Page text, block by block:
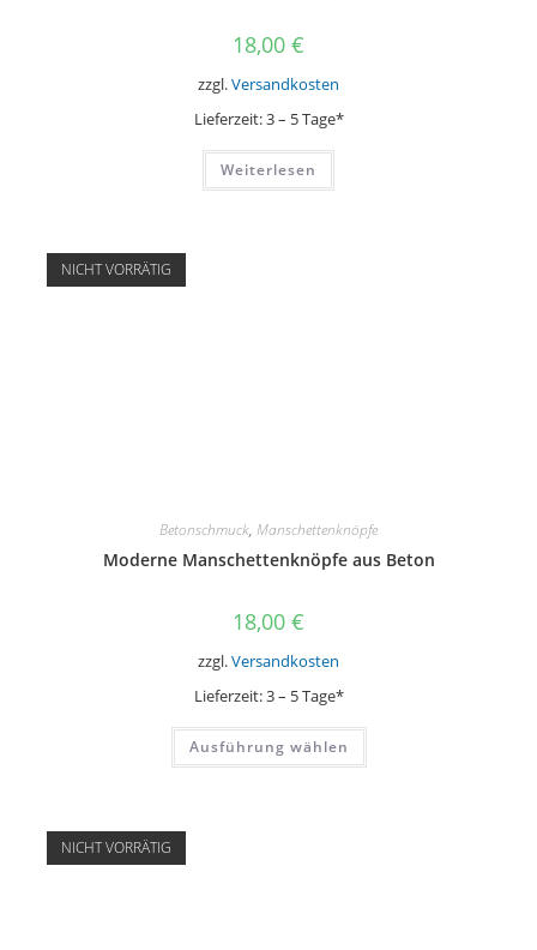
18,00 €
zzgl.Versandkosten
Lieferzeit:3 – 5 Tage*
Weiterlesen
NICHT VORRÄTIG
Betonschmuck, Manschettenknöpfe
Moderne Manschettenknöpfe aus Beton
18,00 €
zzgl.Versandkosten
Lieferzeit:3 – 5 Tage*
Ausführung wählen
Dieses
weist
NICHT VORRÄTIG